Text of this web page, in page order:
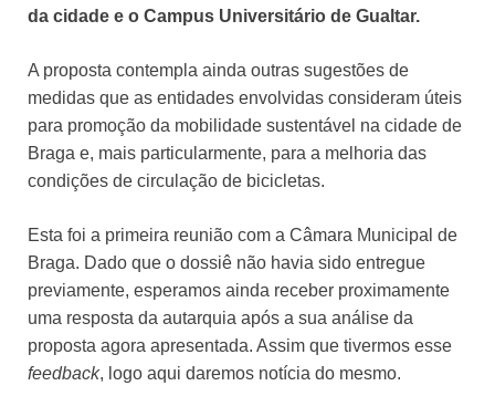
da cidade e o Campus Universitário de Gualtar.
A proposta contempla ainda outras sugestões de
medidas que as entidades envolvidas consideram úteis
para promoção da mobilidade sustentável na cidade de
Braga e, mais particularmente, para a melhoria das
condições de circulação de bicicletas.
Esta foi a primeira reunião com a Câmara Municipal de
Braga. Dado que o dossiê não havia sido entregue
previamente, esperamos ainda receber proximamente
uma resposta da autarquia após a sua análise da
proposta agora apresentada. Assim que tivermos esse
feedback, logo aqui daremos notícia do mesmo.